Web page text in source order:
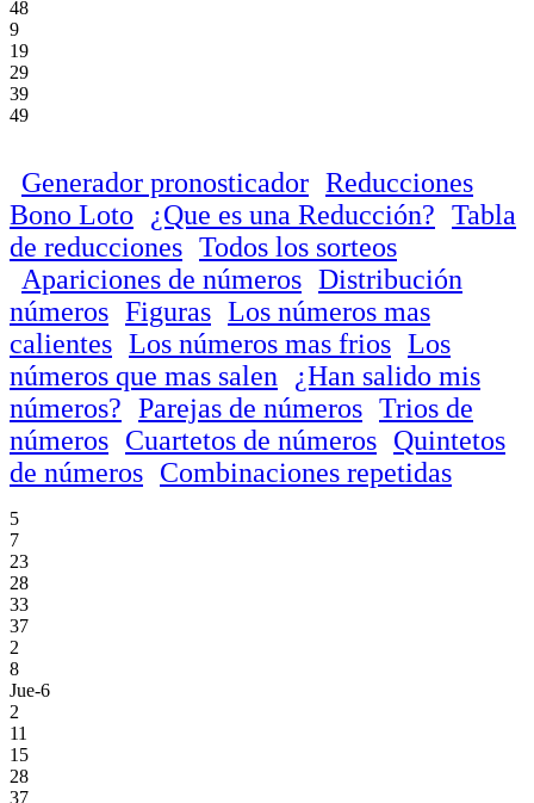
48
9
19
29
39
49
Generador pronosticador Reducciones
Bono Loto
¿Que es una Reducción? Tabla
de reducciones Todos los sorteos
Apariciones de números Distribución
números Figuras Los números mas
calientes Los números mas frios Los
números que mas salen
¿Han salido mis
números? Parejas de números Trios de
números Cuartetos de números Quintetos
de números Combinaciones repetidas
5
7
23
28
33
37
2
8
Jue-6
2
11
15
28
37